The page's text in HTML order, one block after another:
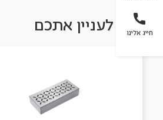
חייג אלינו
עשוי לעניין אתכם